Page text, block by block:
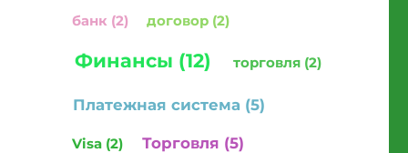
банк (2) договор (2)
Финансы (12) торговля (2)
Платежная система (5)
Visa (2) Торговля (5)